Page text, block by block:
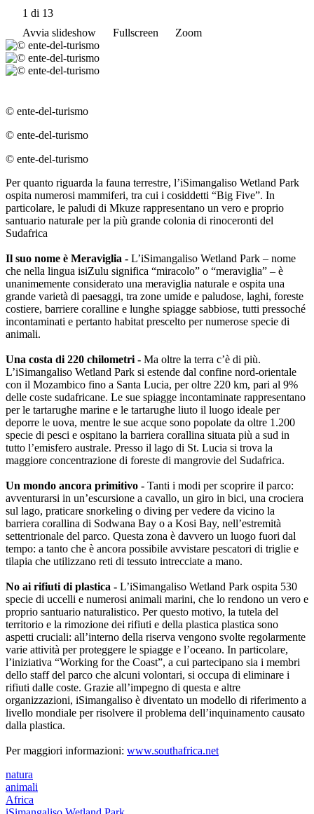
1 di 13
Avvia slideshow
Fullscreen Zoom
© ente-del-turismo
© ente-del-turismo
© ente-del-turismo
Per quanto riguarda la fauna terrestre, l’iSimangaliso Wetland Park
ospita numerosi mammiferi, tra cui i cosiddetti “Big Five”. In
particolare, le paludi di Mkuze rappresentano un vero e proprio
santuario naturale per la più grande colonia di rinoceronti del
Sudafrica
Il suo nome è Meraviglia - L’iSimangaliso Wetland Park – nome
che nella lingua isiZulu significa “miracolo” o “meraviglia” – è
unanimemente considerato una meraviglia naturale e ospita una
grande varietà di paesaggi, tra zone umide e paludose, laghi, foreste
costiere, barriere coralline e lunghe spiagge sabbiose, tutti pressoché
incontaminati e pertanto habitat prescelto per numerose specie di
animali.
Una costa di 220 chilometri - Ma oltre la terra c’è di più.
L’iSimangaliso Wetland Park si estende dal confine nord-orientale
con il Mozambico fino a Santa Lucia, per oltre 220 km, pari al 9%
delle coste sudafricane. Le sue spiagge incontaminate rappresentano
per le tartarughe marine e le tartarughe liuto il luogo ideale per
deporre le uova, mentre le sue acque sono popolate da oltre 1.200
specie di pesci e ospitano la barriera corallina situata più a sud in
tutto l’emisfero australe. Presso il lago di St. Lucia si trova la
maggiore concentrazione di foreste di mangrovie del Sudafrica.
Un mondo ancora primitivo - Tanti i modi per scoprire il parco:
avventurarsi in un’escursione a cavallo, un giro in bici, una crociera
sul lago, praticare snorkeling o diving per vedere da vicino la
barriera corallina di Sodwana Bay o a Kosi Bay, nell’estremità
settentrionale del parco. Questa zona è davvero un luogo fuori dal
tempo: a tanto che è ancora possibile avvistare pescatori di triglie e
tilapia che utilizzano reti di tessuto intrecciate a mano.
No ai rifiuti di plastica - L’iSimangaliso Wetland Park ospita 530
specie di uccelli e numerosi animali marini, che lo rendono un vero e
proprio santuario naturalistico. Per questo motivo, la tutela del
territorio e la rimozione dei rifiuti e della plastica plastica sono
aspetti cruciali: all’interno della riserva vengono svolte regolarmente
varie attività per proteggere le spiagge e l’oceano. In particolare,
l’iniziativa “Working for the Coast”, a cui partecipano sia i membri
dello staff del parco che alcuni volontari, si occupa di eliminare i
rifiuti dalle coste. Grazie all’impegno di questa e altre
organizzazioni, iSimangaliso è diventato un modello di riferimento a
livello mondiale per risolvere il problema dell’inquinamento causato
dalla plastica.
Per maggiori informazioni: www.southafrica.net
natura
animali
Africa